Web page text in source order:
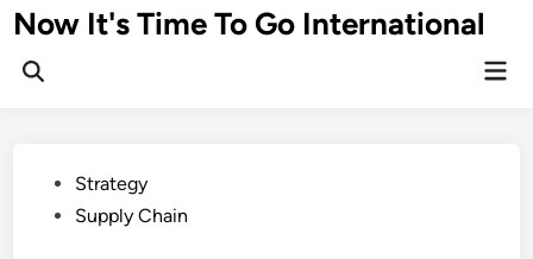
Skip
to
content
Now It's Time To Go International
PostedStrategy
Supply Chain